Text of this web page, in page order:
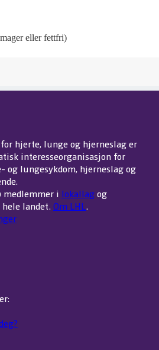
eller fettfri)
hjerte, lunge og hjerneslag er
interesseorganisasjon for
og lungesykdom, hjerneslag og
medlemmer i lokallagog
hele landet. Om LHL.